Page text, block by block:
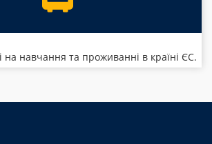
на навчання та проживанні в країні ЄС.